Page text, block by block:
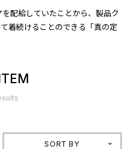
配給していたことから、製品ク
着続けることのできる「真の定
SORT BY